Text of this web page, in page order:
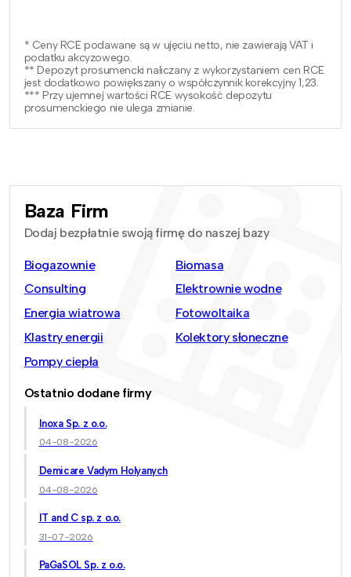
* Ceny RCE podawane są w ujęciu netto, nie zawierają VAT i
podatku akcyzowego.
** Depozyt prosumencki naliczany z wykorzystaniem cen RCE
jest dodatkowo powiększany o współczynnik korekcyjny 1,23.
*** Przy ujemnej wartości RCE wysokość depozytu
prosumenckiego nie ulega zmianie.
Baza Firm
Dodaj bezpłatnie swoją firmę do naszej bazy
Biogazownie
Biomasa
Consulting
Elektrownie wodne
Energia wiatrowa
Fotowoltaika
Klastry energii
Kolektory słoneczne
Pompy ciepła
Ostatnio dodane firmy
Inoxa Sp. z o.o.
04-08-2026
Demicare Vadym Holyanych
04-08-2026
IT and C sp. z o.o.
31-07-2026
PaGaSOL Sp. z o.o.